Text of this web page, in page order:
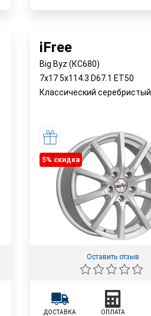
iFree
Big Byz (КС680)
7x17 5x114.3 D67.1 ET50
Классический серебристый
5% cкидка
Оставить отзыв
ДОСТАВКА ОПЛАТА